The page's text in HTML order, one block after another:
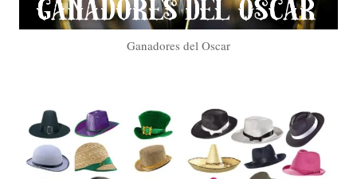
Ganadores del Oscar